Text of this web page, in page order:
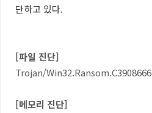
단하고 있다.
[파일 진단]
Trojan/
[메모리 진단]